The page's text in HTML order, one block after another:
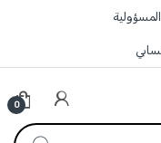
0